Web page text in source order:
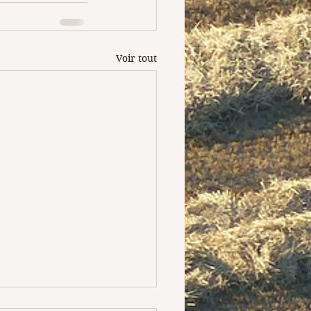
Voir tout